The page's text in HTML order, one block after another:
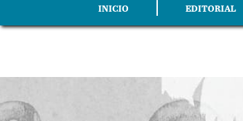
INICIO EDITORIAL